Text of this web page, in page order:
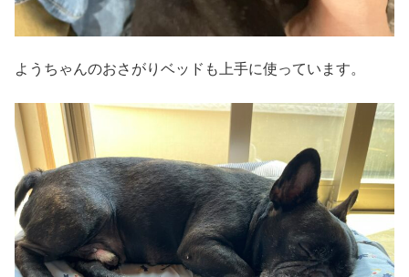
ようちゃんのおさがりベッドも上手に使っています。